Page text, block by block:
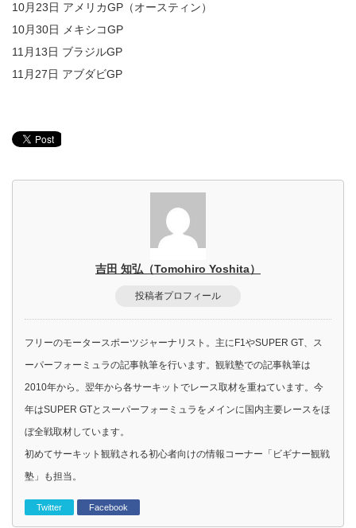
10月23日 アメリカGP（オースティン）
10月30日 メキシコGP
11月13日 ブラジルGP
11月27日 アブダビGP
吉田 知弘（Tomohiro Yoshita）
投稿者プロフィール
フリーのモータースポーツジャーナリスト。主にF1やSUPER GT、ス
ーパーフォーミュラの記事執筆を行います。観戦塾での記事執筆は
2010年から。翌年から各サーキットでレース取材を重ねています。今
年はSUPER GTとスーパーフォーミュラをメインに国内主要レースをほ
ぼ全戦取材しています。
初めてサーキット観戦される初心者向けの情報コーナー「ビギナー観戦
塾」も担当。
Twitter Facebook